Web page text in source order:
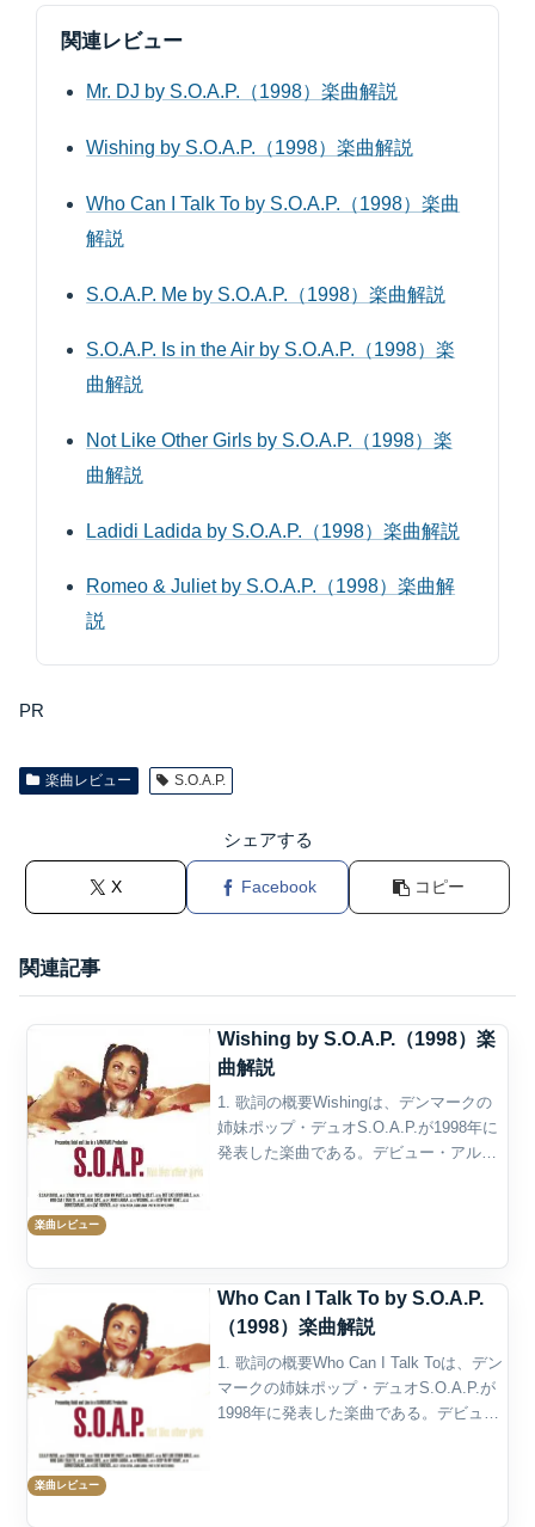
関連レビュー
Mr. DJ by S.O.A.P.（1998）楽曲解説
Wishing by S.O.A.P.（1998）楽曲解説
Who Can I Talk To by S.O.A.P.（1998）楽曲
解説
S.O.A.P. Me by S.O.A.P.（1998）楽曲解説
S.O.A.P. Is in the Air by S.O.A.P.（1998）楽
曲解説
Not Like Other Girls by S.O.A.P.（1998）楽
曲解説
Ladidi Ladida by S.O.A.P.（1998）楽曲解説
Romeo & Juliet by S.O.A.P.（1998）楽曲解
説
PR
楽曲レビュー S.O.A.P.
シェアする
X Facebook コピー
関連記事
楽曲レビュー
Wishing by S.O.A.P.（1998）楽
曲解説
1. 歌詞の概要Wishingは、デンマークの
姉妹ポップ・デュオS.O.A.P.が1998年に
発表した楽曲である。デビュー・アルバ
楽曲レビュー
Who Can I Talk To by S.O.A.P.
（1998）楽曲解説
1. 歌詞の概要Who Can I Talk Toは、デン
マークの姉妹ポップ・デュオS.O.A.P.が
1998年に発表した楽曲である。デビュ